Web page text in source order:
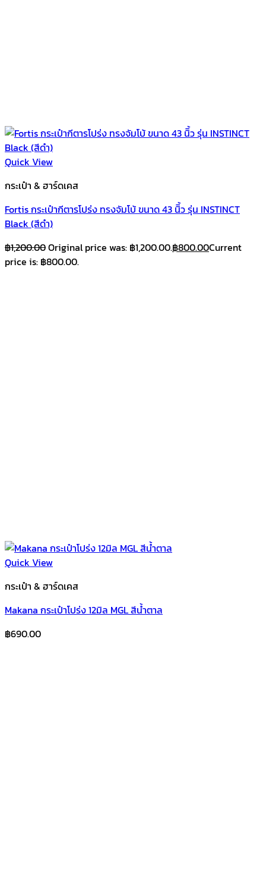
Quick View
กระเป๋า & ฮาร์ดเคส
Fortis กระเป๋ากีตารโปร่ง ทรงจัมโบ้ ขนาด 43 นิิ้ว รุ่น INSTINCT
Black (สีดำ)
฿1,200.00Original price was: ฿1,200.00.฿800.00Current
price is: ฿800.00.
Quick View
กระเป๋า & ฮาร์ดเคส
Makana กระเป๋าโปร่ง 12มิล MGL สีน้ำตาล
฿690.00